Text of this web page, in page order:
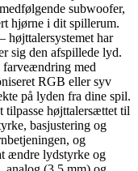
subwoofer,
hjørne i dit spillerum.
højttalersystemet har
sig den afspillede lyd.
med
RGB eller syv
på lyden fra dine spil.
tilpasse højttalersættet til
basjustering og
og
ændre lydstyrke og